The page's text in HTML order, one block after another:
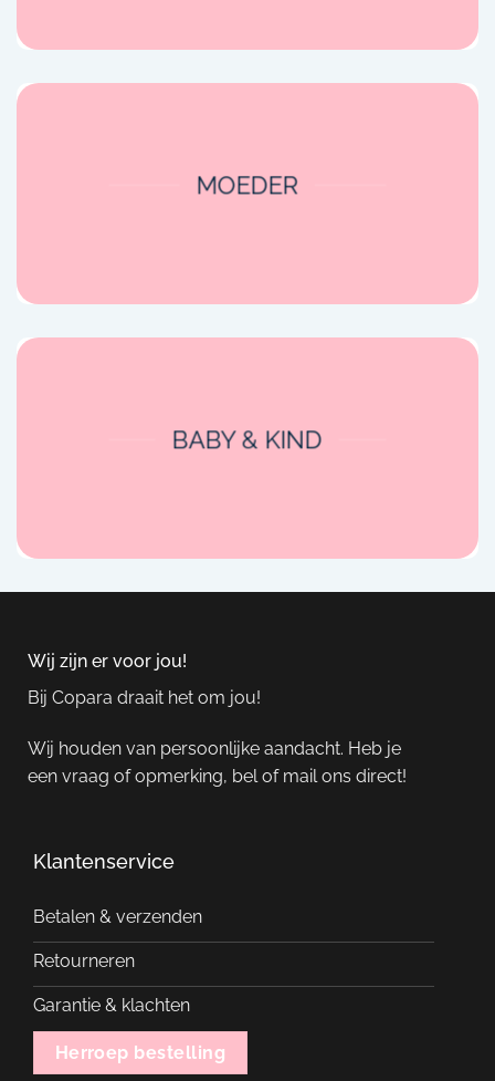
MOEDER
BABY & KIND
Wij zijn er voor jou!
Bij Copara draait het om jou!
Wij houden van persoonlijke aandacht. Heb je
een vraag of opmerking, bel of mail ons direct!
Klantenservice
Betalen & verzenden
Retourneren
Garantie & klachten
Herroep bestelling